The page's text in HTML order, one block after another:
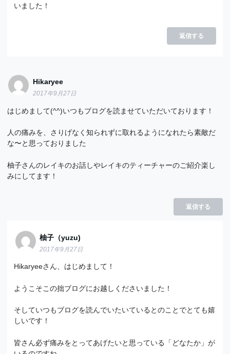
いました！
返信する
Hikaryee
2017年9月27日
はじめまして(^^)いつもブログを読ませていただいております！
人の痛みを、さりげなく知られずに取れるようになれたら素敵だ
な〜と思っておりました
柚子さんのレイキのお話しやレイキのティーチャーのご紹介楽し
みにしてます！
返信する
柚子（yuzu)
2017年9月27日
Hikaryeeさん、はじめまして！
ようこそこの拙ブログにお越しくださいました！
そしていつもブログを読んでいたいているとのことでとても嬉
しいです！
皆さん必ず痛みをとってあげたいと思っている「どなたか」が